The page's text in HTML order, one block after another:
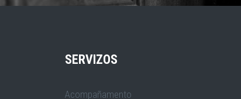
SERVIZOS
Acompañamento